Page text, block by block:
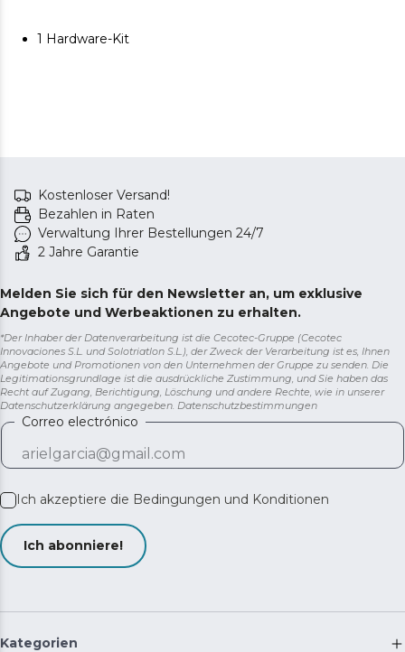
1 Hardware-Kit
Kostenloser Versand!
Bezahlen in Raten
Verwaltung Ihrer Bestellungen 24/7
2 Jahre Garantie
Melden Sie sich für den Newsletter an, um exklusive
Angebote und Werbeaktionen zu erhalten.
*Der Inhaber der Datenverarbeitung ist die Cecotec-Gruppe (Cecotec
Innovaciones S.L. und Solotriatlon S.L.), der Zweck der Verarbeitung ist es, Ihnen
Angebote und Promotionen von den Unternehmen der Gruppe zu senden. Die
Legitimationsgrundlage ist die ausdrückliche Zustimmung, und Sie haben das
Recht auf Zugang, Berichtigung, Löschung und andere Rechte, wie in unserer
Datenschutzerklärung angegeben. Datenschutzbestimmungen
Correo electrónico
Ich akzeptiere die Bedingungen und Konditionen
Ich abonniere!
Kategorien